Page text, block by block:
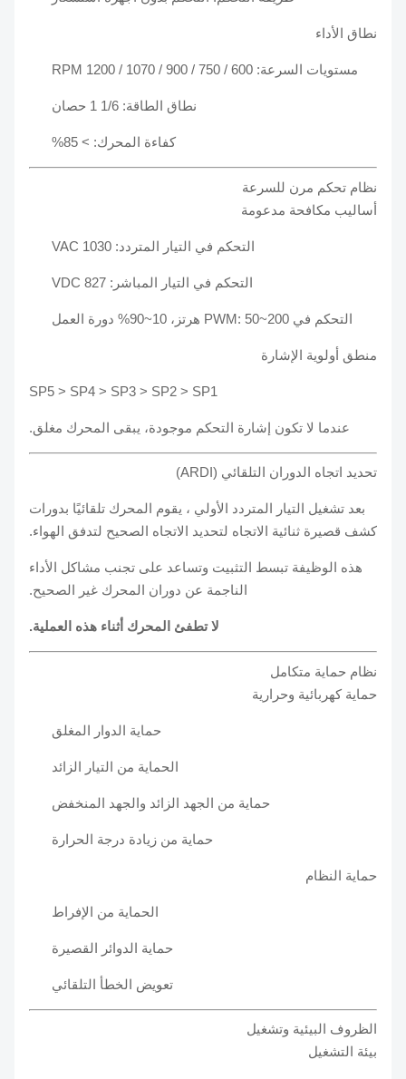
نطاق الأداء
مستويات السرعة: 600 / 750 / 900 / 1070 / 1200 RPM
نطاق الطاقة: 1/6 1 حصان
كفاءة المحرك: > 85%
نظام تحكم مرن للسرعة
أساليب مكافحة مدعومة
التحكم في التيار المتردد: 1030 VAC
التحكم في التيار المباشر: 827 VDC
التحكم في PWM: 50~200 هرتز، 10~90% دورة العمل
منطق أولوية الإشارة
SP5 > SP4 > SP3 > SP2 > SP1
عندما لا تكون إشارة التحكم موجودة، يبقى المحرك مغلق.
تحديد اتجاه الدوران التلقائي (ARDI)
بعد تشغيل التيار المتردد الأولي ، يقوم المحرك تلقائيًا بدورات
كشف قصيرة ثنائية الاتجاه لتحديد الاتجاه الصحيح لتدفق الهواء.
هذه الوظيفة تبسط التثبيت وتساعد على تجنب مشاكل الأداء
الناجمة عن دوران المحرك غير الصحيح.
لا تطفئ المحرك أثناء هذه العملية.
نظام حماية متكامل
حماية كهربائية وحرارية
حماية الدوار المغلق
الحماية من التيار الزائد
حماية من الجهد الزائد والجهد المنخفض
حماية من زيادة درجة الحرارة
حماية النظام
الحماية من الإفراط
حماية الدوائر القصيرة
تعويض الخطأ التلقائي
الظروف البيئية وتشغيل
بيئة التشغيل